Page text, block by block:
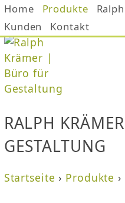
Jump
Home Produkte
Kunden
Kontakt
RALPH
GESTALTUNG
Startseite › Produkte ›